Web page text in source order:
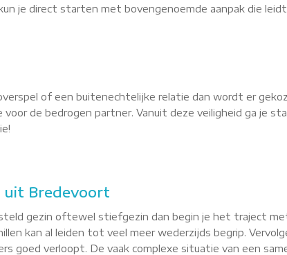
je direct starten met bovengenoemde aanpak die
of een buitenechtelijke relatie dan wordt er
de bedrogen partner. Vanuit deze veiligheid ga je
uit Bredevoort
gezin oftewel stiefgezin dan begin je het traject
kan al leiden tot veel meer wederzijds begrip.
goed verloopt. De vaak complexe situatie van een